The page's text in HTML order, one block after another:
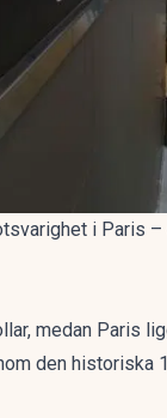
i Paris
medan Paris
den historiska